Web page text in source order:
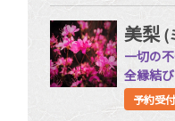
美梨 (
一切の
全縁結び
予約受